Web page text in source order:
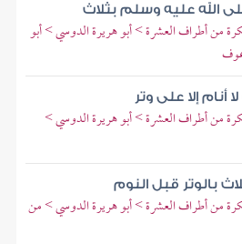
الله عليه وسلم بثلاث
من أطراف العشرة > أبو هريرة الدوسي > أبو
أنام إلا على وتر
من أطراف العشرة > أبو هريرة الدوسي >
بالوتر قبل النوم
من أطراف العشرة > أبو هريرة الدوسي > من